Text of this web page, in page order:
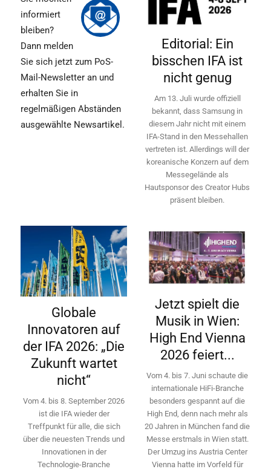
informiert
bleiben?
Dann melden
Sie sich jetzt zum PoS-
Mail-Newsletter an und
erhalten Sie in
regelmäßigen Abständen
ausgewählte Newsartikel.
Editorial: Ein
bisschen IFA ist
nicht genug
Am 13. Juli wurde offiziell
bekannt, dass Samsung in
diesem Jahr nicht mit einem
IFA-Stand in den Messehallen
vertreten ist. Allerdings will ­der
koreanische Konzern auf dem
Messegelände als
Hautsponsor des Creator Hubs
präsent bleiben.
Globale
Innovatoren auf
der IFA 2026: „Die
Zukunft wartet
nicht“
Vom 4. bis 8. September 2026
ist die IFA wieder der
Treffpunkt für alle, die sich
über die neuesten Trends und
Innovationen in der
Technologie-­Branche
Jetzt spielt die
Musik in Wien:
High End Vienna
2026 feiert...
Vom 4. bis 7. Juni schaute die
internationale HiFi-Branche
besonders gespannt auf die
High End, denn nach mehr als
20 Jahren in München fand die
Messe erstmals in Wien statt.
Der Umzug ins Austria Center
Vienna hatte im Vorfeld für